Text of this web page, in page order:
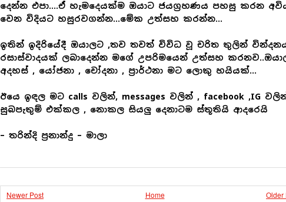
දෙන්න එපා….ඒ හැමදෙයක්ම ඔයාට ජයග්‍රහණය පහසු කරන
වෙන විදියට හසුරවගන්න…මේක උත්සහ කරන්න…
ඉතින් ඉදිරියේදී ඔයාලට ,තව තවත් විවිධ වූ චරිත තුලින්
රසාස්වාදයක් ලබාදෙන්න මගේ උපරිමයෙන් උත්සහ
අදහස් , යෝජනා , චෝදනා , ප්‍රාර්ථනා මට ලොකු හයියක්…
ඊයෙ ඉඳල මට calls වලින්, messages වලින් , facebook ,IG
සුබපැතුම් එක්කල , නොකල සියලු දෙනාටම ස්තූතියි ආදරෙයි
– තරින්දි ප්‍රනාන්දු – මාලා
Newer Post Older
Home